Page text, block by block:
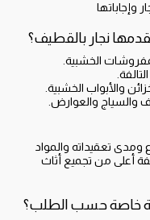
وإجاباتها
نجار بالقطيف؟
الخشبية.
والأبواب الخشبية.
والسياج والعوارض.
ومدى تعقيداته والمواد
أعلى من تجميع أثاث
خاصة حسب الطلب؟